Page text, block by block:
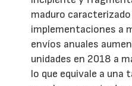
maduro
implementaciones a
envíos anuales
unidades en 2018 a
lo que equivale a una